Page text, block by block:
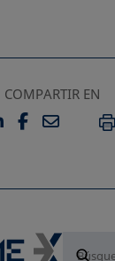
COMPARTIR EN
LINKEDIN
SE ABRE
SEEMAIL